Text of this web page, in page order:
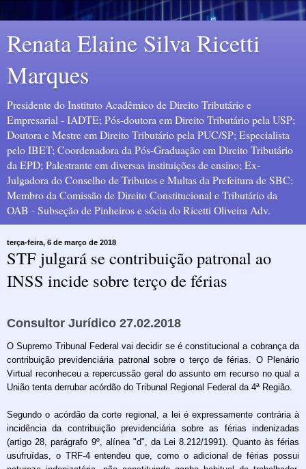
Renata Elaine Silva Ricetti
Marques
Presidente do Instituto Acadêmico de Direito Tributário e
Empresarial - IADTE; Pós-doutora em Direito Tributário pela USP;
Doutora e Mestre em Direito Tributário pela PUC/SP; Especialista
pelo IBET; Coordenadora da Pós-Graduação em Direito Tributário
da EPD; Palestrante em diversas instituições de ensino; Ex-
Julgadora do Conselho de Tributos e Multas da Prefeitura de SBC;
Membro da Comissão de Direito Constitucional e Tributário da
OAB - Subseção de Pinheiros e sócia do Ricetti Oliveira Adv.
terça-feira, 6 de março de 2018
STF julgará se contribuição patronal ao
INSS incide sobre terço de férias
Consultor Jurídico 27.02.2018
O Supremo Tribunal Federal vai decidir se é constitucional a cobrança da
contribuição previdenciária patronal sobre o terço de férias. O Plenário
Virtual reconheceu a repercussão geral do assunto em recurso no qual a
União tenta derrubar acórdão do Tribunal Regional Federal da 4ª Região.
Segundo o acórdão da corte regional, a lei é expressamente contrária à
incidência da contribuição previdenciária sobre as férias indenizadas
(artigo 28, parágrafo 9º, alínea "d", da Lei 8.212/1991). Quanto às férias
usufruídas, o TRF-4 entendeu que, como o adicional de férias possui